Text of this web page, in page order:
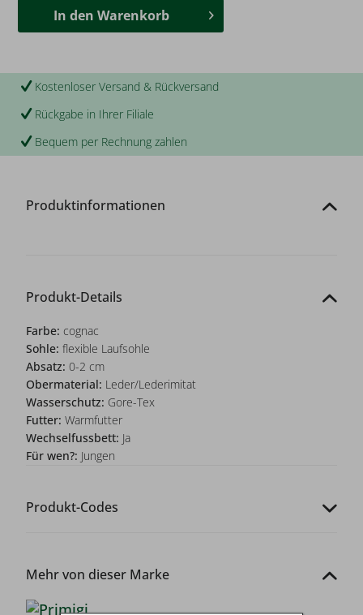
In den Warenkorb
Kostenloser Versand & Rückversand
Rückgabe in Ihrer Filiale
Bequem per Rechnung zahlen
Produktinformationen
Produkt-Details
Farbe: cognac
Sohle: flexible Laufsohle
Absatz: 0-2 cm
Obermaterial: Leder/Lederimitat
Wasserschutz: Gore-Tex
Futter: Warmfutter
Wechselfussbett: Ja
Für wen?: Jungen
Produkt-Codes
Mehr von dieser Marke